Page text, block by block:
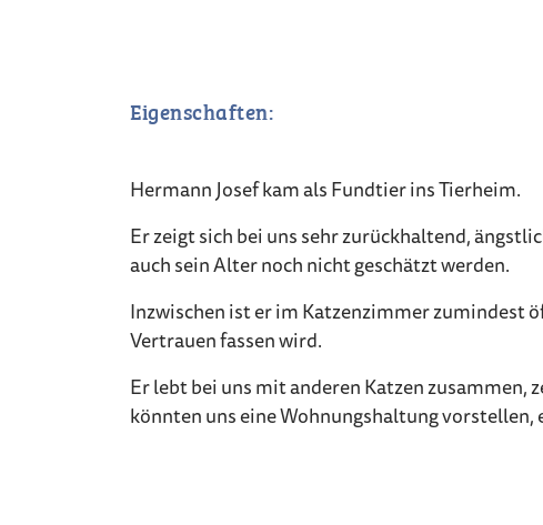
Eigenschaften:
Hermann Josef kam als Fundtier ins Tierheim.
Er zeigt sich bei uns sehr zurückhaltend,
auch sein Alter noch nicht geschätzt werden.
Inzwischen ist er im Katzenzimmer zumindest
Vertrauen fassen wird.
Er lebt bei uns mit anderen Katzen zusammen,
könnten uns eine Wohnungshaltung